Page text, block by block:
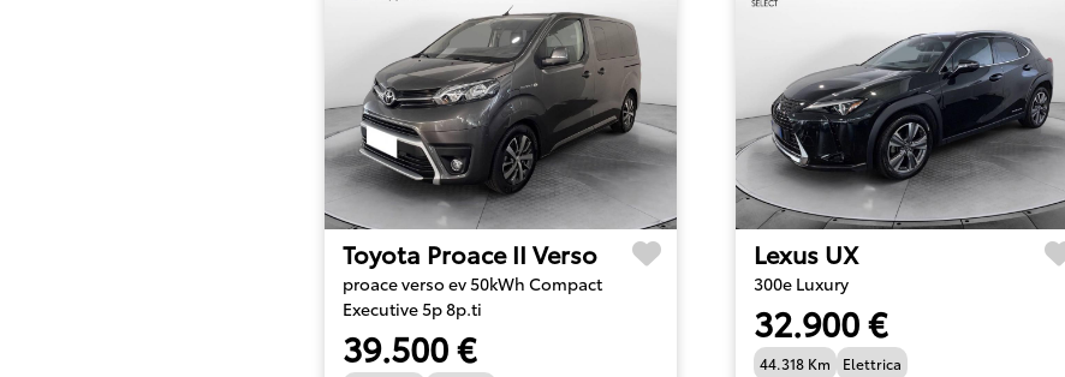
Toyota Proace II Verso
proace verso ev 50kWh Compact
Executive 5p 8p.ti
39.500 €
Lexus UX
300e Luxury
32.900 €
44.318 Km Elettrica